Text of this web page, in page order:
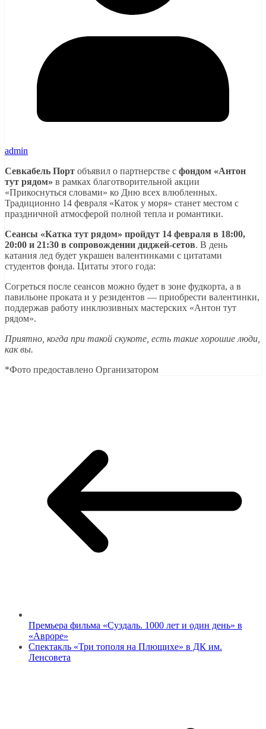
admin
Севкабель Порт объявил о партнерстве с фондом «Антон
тут рядом» в рамках благотворительной акции
«Прикоснуться словами» ко Дню всех влюбленных.
Традиционно 14 февраля «Каток у моря» станет местом с
праздничной атмосферой полной тепла и романтики.
Сеансы «Катка тут рядом» пройдут 14 февраля в 18:00,
20:00 и 21:30 в сопровождении диджей-сетов. В день
катания лед будет украшен валентинками с цитатами
студентов фонда. Цитаты этого года:
Согреться после сеансов можно будет в зоне фудкорта, а в
павильоне проката и у резидентов — приобрести валентинки,
поддержав работу инклюзивных мастерских «Антон тут
рядом».
Приятно, когда при такой скукоте, есть такие хорошие люди,
как вы.
*Фото предоставлено Организатором
Премьера фильма «Суздаль. 1000 лет и один день» в
«Авроре»
Спектакль «Три тополя на Плющихе» в ДК им.
Ленсовета